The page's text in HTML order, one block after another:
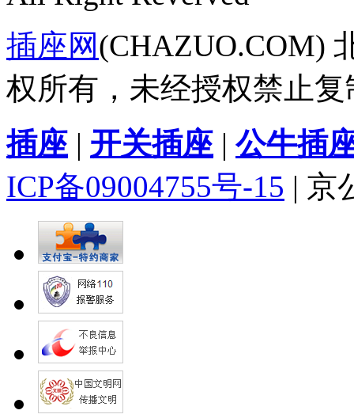
插座网(CHAZUO.COM)
权所有，未经授权禁止
插座 | 开关插座 | 公牛插
ICP备09004755号-15 | 京